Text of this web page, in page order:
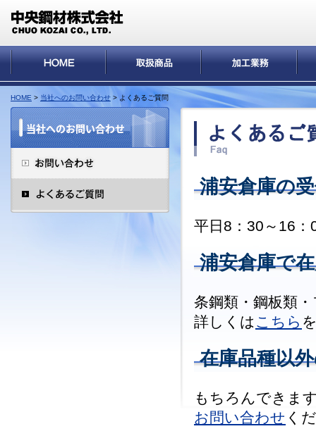
HOME > 当社へのお問い合わせ > よくあるご質問
浦安倉庫の
平日8：30～16：
浦安倉庫で
条鋼類・鋼板類
詳しくは こちら
在庫品種以
もちろんできま
お問い合わせ く